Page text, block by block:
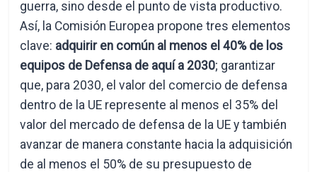
guerra, sino desde el punto de vista productivo.
Así, la Comisión Europea propone tres elementos
clave: adquirir en común al menos el 40% de los
equipos de Defensa de aquí a 2030; garantizar
que, para 2030, el valor del comercio de defensa
dentro de la UE represente al menos el 35% del
valor del mercado de defensa de la UE y también
avanzar de manera constante hacia la adquisición
de al menos el 50% de su presupuesto de